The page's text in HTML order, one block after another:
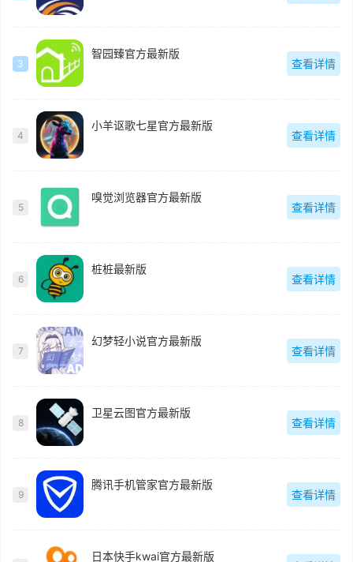
3
智园臻官方最新版
查看详情
4
小羊讴歌七星官方最新版
查看详情
5
嗅觉浏览器官方最新版
查看详情
6
桩桩最新版
查看详情
7
幻梦轻小说官方最新版
查看详情
8
卫星云图官方最新版
查看详情
9
腾讯手机管家官方最新版
查看详情
日本快手kwai官方最新版